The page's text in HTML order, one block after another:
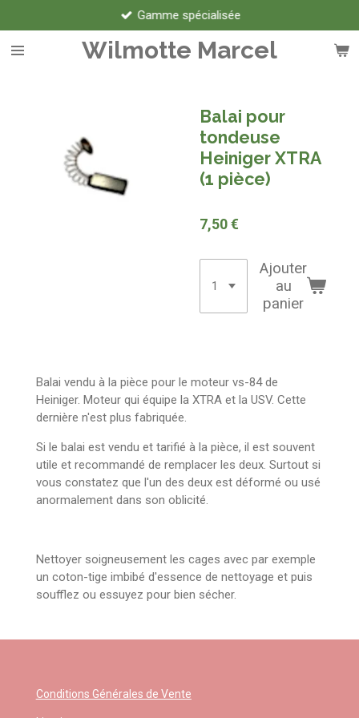
au
contenu
Wilmotte Marcel
Gamme spécialisée
Balai pour
tondeuse
Heiniger XTRA
(1 pièce)
7,50 €
Ajouter
au
panier
Balai vendu à la pièce pour le moteur vs-84 de
Heiniger. Moteur qui équipe la XTRA et la USV. Cette
dernière n'est plus fabriquée.
Si le balai est vendu et tarifié à la pièce, il est souvent
utile et recommandé de remplacer les deux. Surtout si
vous constatez que l'un des deux est déformé ou usé
anormalement dans son oblicité.
Nettoyer soigneusement les cages avec par exemple
un coton-tige imbibé d'essence de nettoyage et puis
soufflez ou essuyez pour bien sécher.
Conditions Générales de Vente